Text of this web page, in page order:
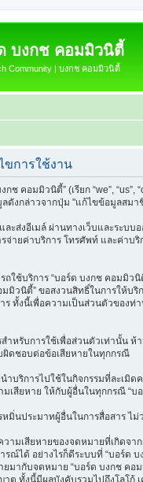
บงกช คอมมิวนิตี้
Community | บงกช คอมมิวนิตี้
ขการใช้งาน
คอมมิวนิตี้” (เรียก “we”,
ดังกล่าวจากปุ่ม "แก้ไขข้อมูลสมา
ละส่งอีเมล์ ผ่านทางเว็บและระ
ายค่าบริการ โทรศัพท์ และค่าบ
ใช้บริการ “บอร์ด บงกช คอมมิ
มิวนิตี้” ขอสงวนสิทธิ์ในการให้
ทั้งนี้เพื่อความเป็นส่วนตัวของ
ำหรับการใช้เพื่อส่วนตัวเท่านั้น
ผิดชอบต่อข้อเสียหายในทุกกรณี
ำบริการไปใช้ในกิจกรรมที่ละเ
เสียหาย ให้กับผู้อื่นในทุกกรณี “
มิ่นประมาทผู้อื่นในการสื่อสาร ไ
ามเสียหายของจดหมายที่เกิดจา
ณ์ได้ อย่างไรก็ดีระบบที่ “บอร์ด
ยมากับจดหมาย “บอร์ด บงกช ค
ต ทั้งนี้มีผลบังคับรวมไปถึงโลโก้